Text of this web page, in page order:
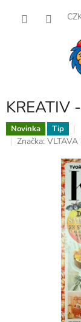
KREATIV
Novinka Tip
Značka: